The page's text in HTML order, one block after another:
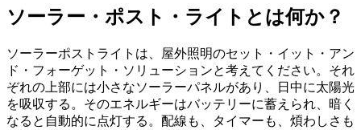
ソーラー・ポスト・ライトとは何か？
ソーラーポストライトは、屋外照明のセット・イット・アン
ド・フォーゲット・ソリューションと考えてください。それ
ぞれの上部には小さなソーラーパネルがあり、日中に太陽光
を吸収する。そのエネルギーはバッテリーに蓄えられ、暗く
なると自動的に点灯する。配線も、タイマーも、煩わしさも